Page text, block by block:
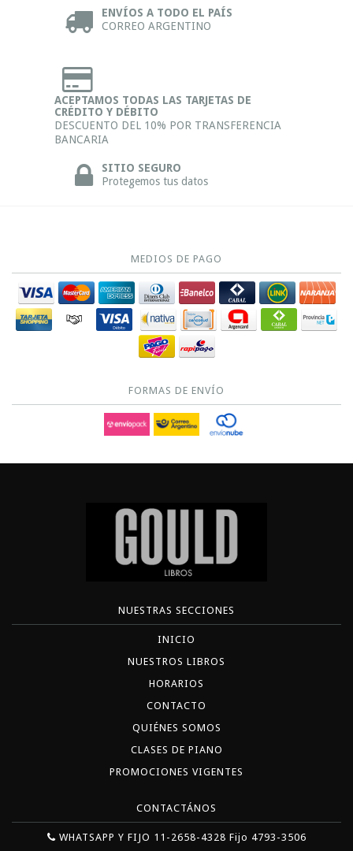
ENVÍOS A TODO EL PAÍS
CORREO ARGENTINO
ACEPTAMOS TODAS LAS TARJETAS DE
CRÉDITO Y DÉBITO
DESCUENTO DEL 10% POR TRANSFERENCIA
BANCARIA
SITIO SEGURO
Protegemos tus datos
MEDIOS DE PAGO
FORMAS DE ENVÍO
NUESTRAS SECCIONES
INICIO
NUESTROS LIBROS
HORARIOS
CONTACTO
QUIÉNES SOMOS
CLASES DE PIANO
PROMOCIONES VIGENTES
CONTACTÁNOS
WHATSAPP Y FIJO 11-2658-4328 Fijo 4793-3506